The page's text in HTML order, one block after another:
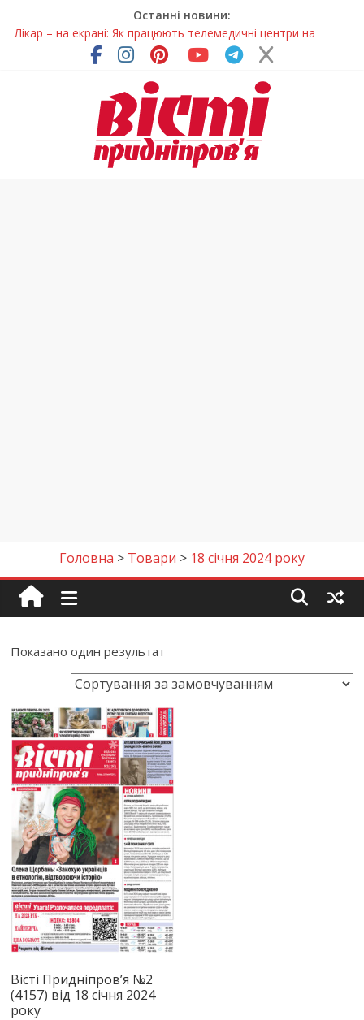
Останні новини:
Лікар – на екрані: Як працюють телемедичні центри на
Дніпропетровщині
У Дніпрі триває масштабна підготовка до опалювального
Пошуки тривають: на Дніпропетровщині досліджують місце
розташування легендарного монастиря (Фото)
Ветерани Дніпропетровщини отримують шанс на власне
Головна > Товари > 18 січня 2024 року
Показано один результат
Вісті Придніпров’я №2
(4157) від 18 січня 2024
року